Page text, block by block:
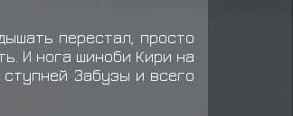
перестал, просто
И нога шиноби Кири на
Забузы и всего